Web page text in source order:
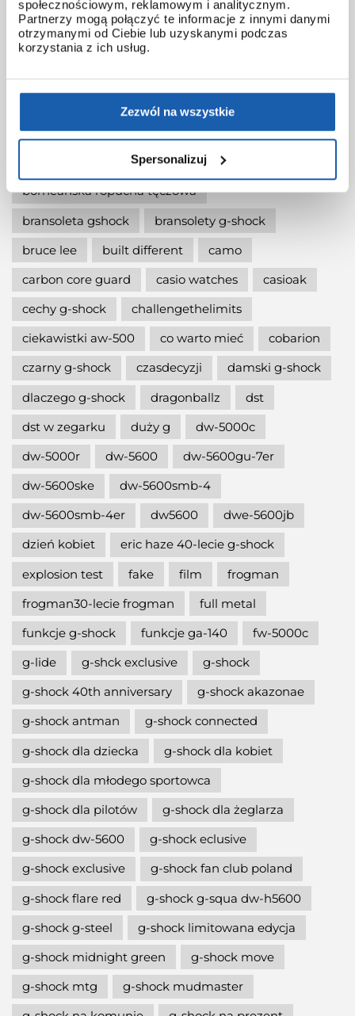
społecznościowym, reklamowym i analitycznym.
Partnerzy mogą połączyć te informacje z innymi danymi
otrzymanymi od Ciebie lub uzyskanymi podczas
korzystania z ich usług.
Zezwól na wszystkie
Spersonalizuj
baby-g x haribo babyg
barometr
bateria gshock
baterie w g-shock
bidon gshock
bilety na koncert
black friday gshock
black week gshock
blue phoenix
borneańska ropucha tęczowa
bransoleta gshock
bransolety g-shock
bruce lee
built different
camo
carbon core guard
casio watches
casioak
cechy g-shock
challengethelimits
ciekawistki aw-500
co warto mieć
cobarion
czarny g-shock
czasdecyzji
damski g-shock
dlaczego g-shock
dragonballz
dst
dst w zegarku
duży g
dw-5000c
dw-5000r
dw-5600
dw-5600gu-7er
dw-5600ske
dw-5600smb-4
dw-5600smb-4er
dw5600
dwe-5600jb
dzień kobiet
eric haze 40-lecie g-shock
explosion test
fake film
frogman
frogman30-lecie frogman
full metal
funkcje g-shock
funkcje ga-140
fw-5000c
g-lide
g-shck exclusive
g-shock
g-shock 40th anniversary
g-shock akazonae
g-shock antman
g-shock connected
g-shock dla dziecka
g-shock dla kobiet
g-shock dla młodego sportowca
g-shock dla pilotów
g-shock dla żeglarza
g-shock dw-5600
g-shock eclusive
g-shock exclusive
g-shock fan club poland
g-shock flare red
g-shock g-squa dw-h5600
g-shock g-steel
g-shock limitowana edycja
g-shock midnight green
g-shock move
g-shock mtg
g-shock mudmaster